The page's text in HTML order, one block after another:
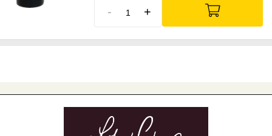
- +